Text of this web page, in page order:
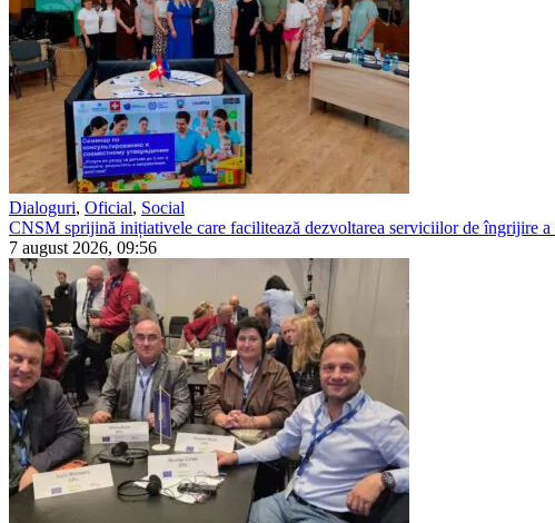
Dialoguri, Oficial, Social
CNSM sprijină inițiativele care facilitează dezvoltarea serviciilor de îngrijire
7 august 2026, 09:56